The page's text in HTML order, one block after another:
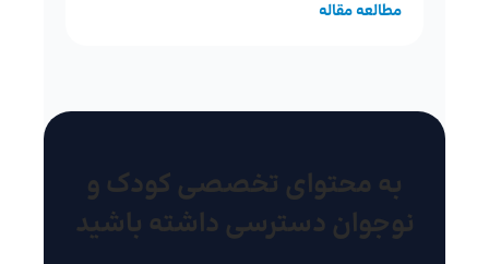
مطالعه مقاله
به محتوای تخصصی کودک و
نوجوان دسترسی داشته باشید